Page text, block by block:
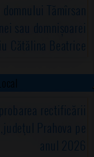
Tămîrsan
sau domnișoarei
Cătălina Beatrice
rectificării
Prahova pe
anul 2026